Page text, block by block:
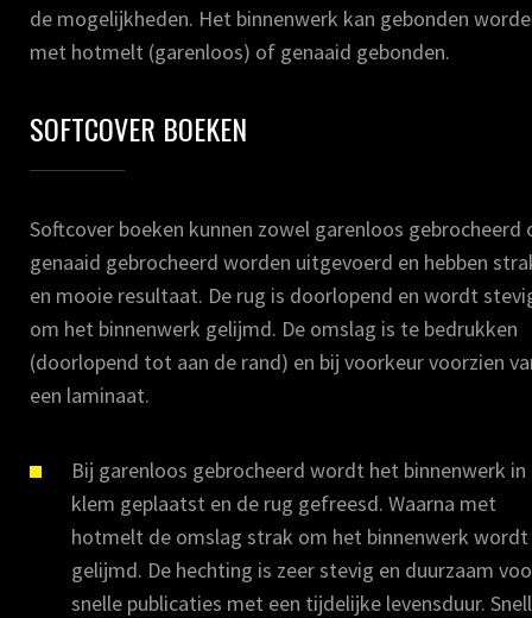
de mogelijkheden. Het binnenwerk kan gebonden
met hotmelt (garenloos) of genaaid gebonden.
SOFTCOVER BOEKEN
Softcover boeken kunnen zowel garenloos gebrocheerd
genaaid gebrocheerd worden uitgevoerd en hebben
en mooie resultaat. De rug is doorlopend en wordt
om het binnenwerk gelijmd. De omslag is te bedrukken
(doorlopend tot aan de rand) en bij voorkeur voorzien
een laminaat.
Bij garenloos gebrocheerd wordt het binnenwerk in
klem geplaatst en de rug gefreesd. Waarna met
hotmelt de omslag strak om het binnenwerk wordt
gelijmd. De hechting is zeer stevig en duurzaam
snelle publicaties met een tijdelijke levensduur.